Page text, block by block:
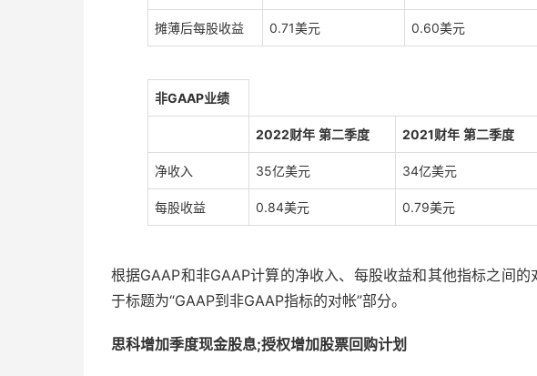
摊薄后每股收益 0.71美元 0.60美元
非GAAP业绩
2022财年 第二季度 2021财年 第二季度
净收入 35亿美元 34亿美元
每股收益 0.84美元 0.79美元
根据GAAP和非GAAP计算的净收入、每股收益和其他指标之间
于标题为“GAAP到非GAAP指标的对帐”部分。
思科增加季度现金股息;授权增加股票回购计划